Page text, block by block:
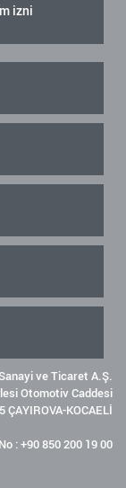
izni
ve Ticaret A.Ş.
Otomotiv Caddesi
ÇAYIROVA-KOCAELİ
: +90 850 200 19 00